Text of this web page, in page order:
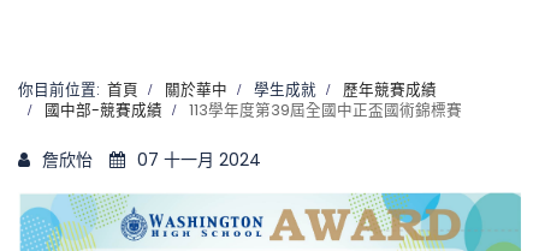
你目前位置: 首頁 關於華中 學生成就
歷年競賽成績
國中部-競賽成績
113學年度第39屆全國中正盃國術錦標賽
詹欣怡 07 十一月 2024